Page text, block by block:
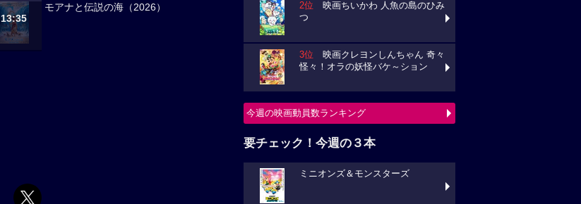
13:35
モアナと伝説の海（2026） 2位 映画ちいかわ 人魚の島のひみ
つ
3位 映画クレヨンしんちゃん 奇々
怪々！オラの妖怪バケ～ション
今週の映画動員数ランキング
要チェック！今週の３本
ミニオンズ＆モンスターズ